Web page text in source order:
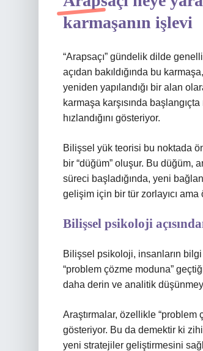
karmaşanın işlevi
“Arapsaçı” gündelik dilde
açıdan bakıldığında bu
yeniden yapılandığı bir alan
karmaşa karşısında
hızlandığını gösteriyor.
Bilişsel yük teorisi bu noktada
bir “düğüm” oluşur. Bu düğüm,
süreci başladığında, yeni
gelişim için bir tür zorlayıcı ama
Bilişsel psikoloji
Bilişsel psikoloji, insanların bilgi
“problem çözme moduna”
daha derin ve analitik
Araştırmalar, özellikle “problem
gösteriyor. Bu da demektir ki
yeni stratejiler geliştirmesini